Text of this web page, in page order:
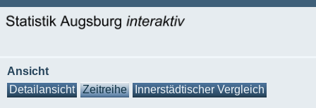
Ansicht
Detailansicht
Zeitreihe Innerstädtischer Vergleich